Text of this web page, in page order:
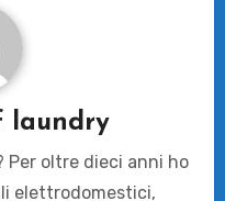
laundry
Per oltre dieci anni ho
elettrodomestici,